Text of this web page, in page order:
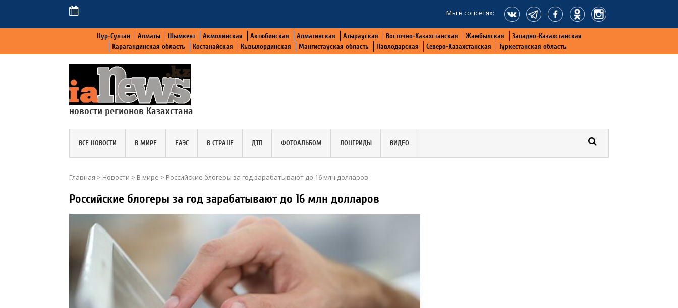
Мы в соцсетях:
Нур-Султан Алматы Шымкент Акмолинская Актюбинская Алматинская Атырауская Восточно-Казахстанская Жамбылская
Западно-Казахстанская
Карагандинская область
Костанайская Кызылординская Мангистауская область Павлодарская Северо-Казахстанская Туркестанская область
новости регионов Казахстана
ВСЕ НОВОСТИ В МИРЕ ЕАЭС В СТРАНЕ ДТП ФОТОАЛЬБОМ ЛОНГРИДЫ ВИДЕО
Главная > Новости > В мире > Российские блогеры за год зарабатывают до 16 млн долларов
Российские блогеры за год зарабатывают до 16 млн долларов